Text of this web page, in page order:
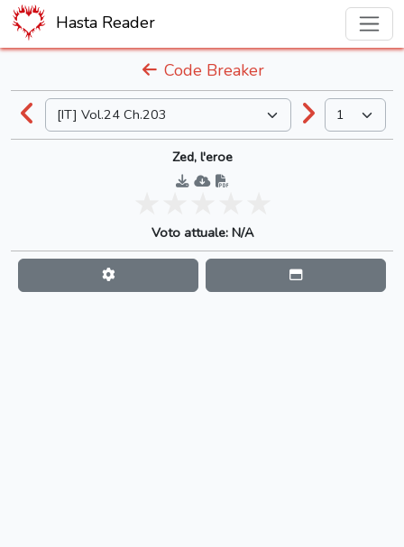
Hasta Reader
Code Breaker
Zed, l'eroe
Voto attuale: N/A